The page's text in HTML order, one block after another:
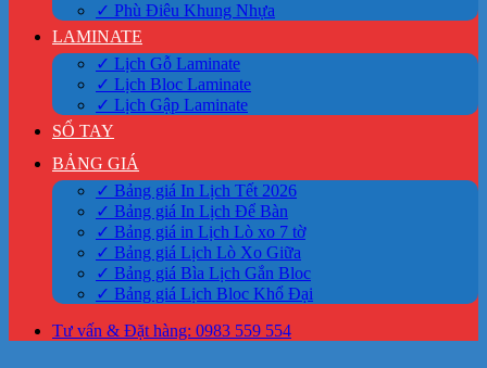
✓ Phù Điêu Khung Nhựa
LAMINATE
✓ Lịch Gỗ Laminate
✓ Lịch Bloc Laminate
✓ Lịch Gập Laminate
SỔ TAY
BẢNG GIÁ
✓ Bảng giá In Lịch Tết 2026
✓ Bảng giá In Lịch Để Bàn
✓ Bảng giá in Lịch Lò xo 7 tờ
✓ Bảng giá Lịch Lò Xo Giữa
✓ Bảng giá Bìa Lịch Gắn Bloc
✓ Bảng giá Lịch Bloc Khổ Đại
Tư vấn & Đặt hàng: 0983 559 554